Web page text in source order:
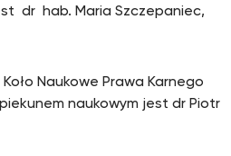
dr hab. Maria Szczepaniec,
Naukowe Prawa Karnego
naukowym jest dr Piotr